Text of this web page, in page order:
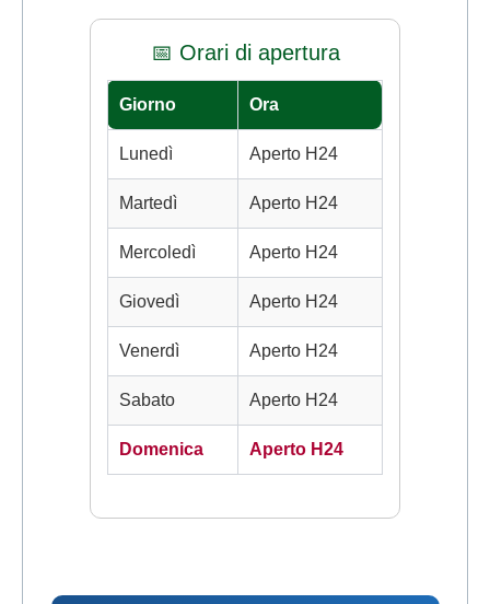
📅 Orari di apertura
Giorno Ora
Lunedì Aperto H24
Martedì Aperto H24
Mercoledì Aperto H24
Giovedì Aperto H24
Venerdì Aperto H24
Sabato Aperto H24
Domenica Aperto H24